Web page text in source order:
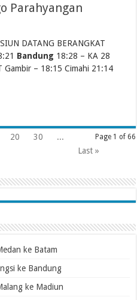
Parahyangan
DATANG BERANGKAT
Bandung 18:28 – KA 28
Gambir – 18:15 Cimahi 21:14
Page 1 of 66
20 30
...
Last »
ke Batam
ke Bandung
ke Madiun